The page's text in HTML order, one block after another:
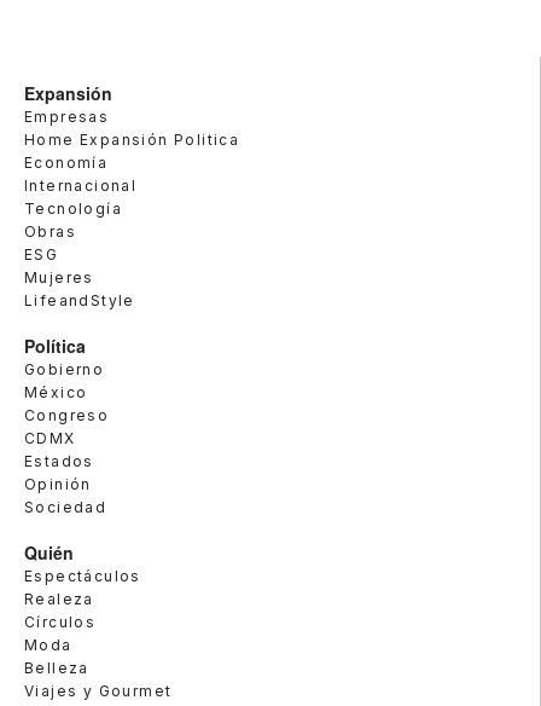
Expansión
Empresas
Home Expansión Politica
Economía
Internacional
Tecnología
Obras
ESG
Mujeres
LifeandStyle
Política
Gobierno
México
Congreso
CDMX
Estados
Opinión
Sociedad
Quién
Espectáculos
Realeza
Círculos
Moda
Belleza
Viajes y Gourmet